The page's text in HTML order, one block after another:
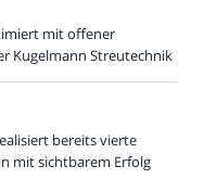
mit offener
Kugelmann Streutechnik
bereits vierte
mit sichtbarem Erfolg